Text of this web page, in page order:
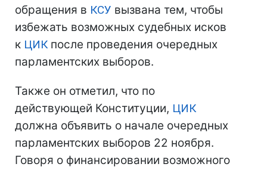
обращения в КСУ вызвана тем, чтобы
избежать возможных судебных исков
к ЦИКпосле проведения очередных
парламентских выборов.
Также он отметил, что по
действующей Конституции, ЦИК
должна объявить о начале очередных
парламентских выборов 22 ноября.
Говоря о финансировании возможного